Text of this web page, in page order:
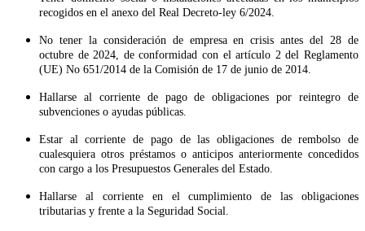
recogidos en el anexo del Real Decreto-ley 6/2024.
No tener la consideración de empresa en crisis antes del 28 de
octubre de 2024, de conformidad con el artículo 2 del Reglamento
(UE) No 651/2014 de la Comisión de 17 de junio de 2014.
Hallarse al corriente de pago de obligaciones por reintegro de
subvenciones o ayudas públicas.
Estar al corriente de pago de las obligaciones de rembolso de
cualesquiera otros préstamos o anticipos anteriormente concedidos
con cargo a los Presupuestos Generales del Estado.
Hallarse al corriente en el cumplimiento de las obligaciones
tributarias y frente a la Seguridad Social.